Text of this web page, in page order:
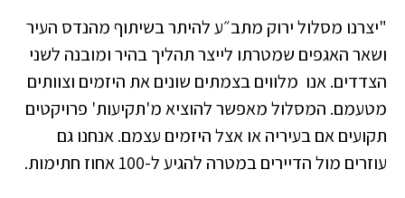
"יצרנו מסלול ירוק מתב״ע להיתר בשיתוף מהנדס העיר
ושאר האגפים שמטרתו לייצר תהליך בהיר ומובנה לשני
הצדדים. אנו מלווים בצמתים שונים את היזמים וצוותים
מטעמם. המסלול מאפשר להוציא מ'תקיעות' פרויקטים
תקועים אם בעיריה או אצל היזמים עצמם. אנחנו גם
עוזרים מול הדיירים במטרה להגיע ל-100 אחוז חתימות.